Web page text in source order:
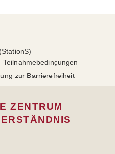
Teilnahmebedingungen
zur Barrierefreiheit
ZENTRUM